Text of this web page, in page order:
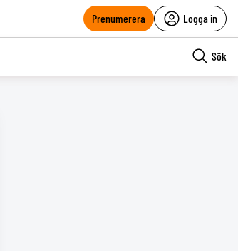
Prenumerera Logga in
Sök